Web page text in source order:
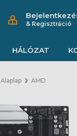
& Regisztráció
HÁLÓZAT
Alaplap AMD